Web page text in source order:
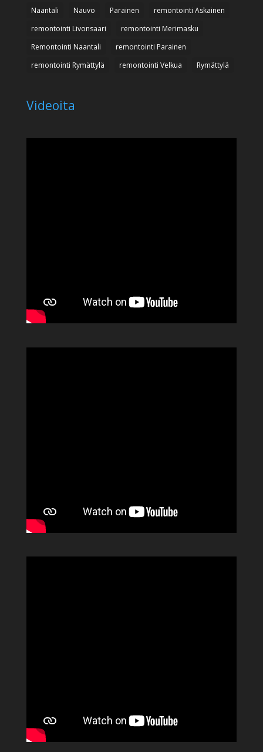
Naantali
Nauvo Parainen
remontointi Askainen
remontointi Livonsaari
remontointi Merimasku
Remontointi Naantali
remontointi Parainen
remontointi Rymättylä
remontointi Velkua Rymättylä
Videoita